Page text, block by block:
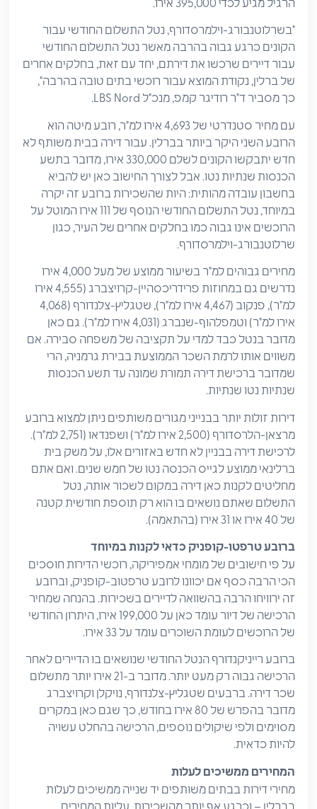
הרגיל מגיע לכדי 395,000 אירו.
"בשרלוטנבורג-וילמרסדורף, נטל התשלום החודשי עבור
הקונים כרגע גבוה בהרבה מאשר נטל התשלום החודשי
עבור דיירים שרכשו את דירתם, יחד עם זאת, בחלקים אחרים
של ברלין, נקודת המוצא עבור רוכשי בתים טובה בהרבה",
כך מסביר ד"ר רודיגר קמפ, מנכ"ל LBS Nord.
עם מחיר סטנדרטי של 4,693 אירו למ"ר, רובע מיטה הוא
הרובע השני היקר ביותר בברלין. עבור דירה בבית משותף לא
חדש יתבקשו הקונים לשלם 330,000 אירו, מדובר בתשע
הכנסות שנתיות נטו. אבל לצורך החישוב כאן יש להביא
בחשבון עובדה מהותית: היות שהשכירות ברובע זה יקרה
במיוחד, נטל התשלום החודשי הנוסף של 111 אירו המוטל על
הרוכשים אינו גבוה כמו בחלקים אחרים של העיר, כגון
שרלוטנבורג-וילמרסדורף.
מחירים גבוהים למ"ר בשיעור ממוצע של מעל 4,000 אירו
נדרשים גם במחוזות פרידריכסהיין-קרויצברג (4,555 אירו
למ"ר), פנקוב (4,467 אירו למ"ר), שטגליץ-צלנדורף (4,068
אירו למ"ר) וטמפלהוף-שנברג (4,031 אירו למ"ר). גם כאן
מדובר בנטל כבד למדי על תקציבה של משפחה סבירה. אם
משווים אותו לרמת השכר הממוצעת בבירת גרמניה, הרי
שמדובר ברכישת דירה תמורת שמונה עד תשע הכנסות
שנתיות נטו שנתיות.
דירות זולות יותר בבנייני מגורים משותפים ניתן למצוא ברובע
מרצאן-הלרסדורף (2,500 אירו למ"ר) ושפנדאו (2,751 למ"ר).
לרכישת דירה בבניין לא חדש באזורים אלו, על משק בית
ברלינאי ממוצע לגייס הכנסה נטו של חמש שנים. ואם אתם
מחליטים לקנות כאן דירה במקום לשכור אותה, נטל
התשלום שאתם נושאים בו הוא רק תוספת חודשית קטנה
של 40 אירו או 31 אירו (בהתאמה).
ברובעטרפטו-קופניק כדאילקנותבמיוחד
על פי חישובים של מומחי אמפיריקה, רוכשי הדירות חוסכים
הכי הרבה כסף אם יכוונו לרובע טרפטוב-קופניק, וברובע
זה ירוויחו הרבה בהשוואה לדיירים בשכירות. בהנחה שמחיר
הרכישה של דיור עומד כאן על 199,000 אירו, היתרון החודשי
של הרוכשים לעומת השוכרים עומד על 33 אירו.
ברובע רייניקנדורף הנטל החודשי שנושאים בו הדיירים לאחר
הרכישה גבוה רק מעט יותר. מדובר ב-21 אירו יותר מתשלום
שכר דירה. ברבעים שטגליץ-צלנדורף, נויקלן וקרויצברג
מדובר בהפרש של 80 אירו בחודש, כך שגם כאן במקרים
מסוימים ולפי שיקולים נוספים, הרכישה בהחלט עשויה
להיות כדאית.
המחירים ממשיכיםלעלות
מחירי דירות בבתים משותפים יד שנייה ממשיכים לעלות